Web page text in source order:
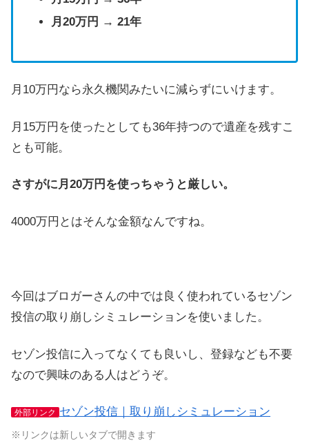
月20万円 → 21年
月10万円なら永久機関みたいに減らずにいけます。
月15万円を使ったとしても36年持つので遺産を残すこ
とも可能。
さすがに月20万円を使っちゃうと厳しい。
4000万円とはそんな金額なんですね。
今回はブロガーさんの中では良く使われているセゾン
投信の取り崩しシミュレーションを使いました。
セゾン投信に入ってなくても良いし、登録なども不要
なので興味のある人はどうぞ。
外部リンク セゾン投信｜取り崩しシミュレーション
※リンクは新しいタブで開きます